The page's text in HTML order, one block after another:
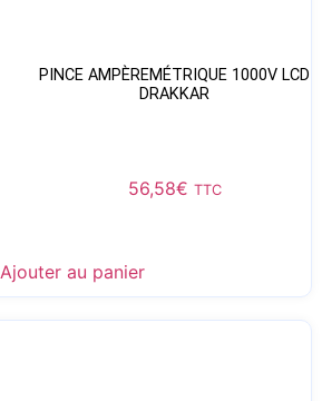
PINCE AMPÈREMÉTRIQUE 1000V LCD
DRAKKAR
56,58€ TTC
Ajouter au panier